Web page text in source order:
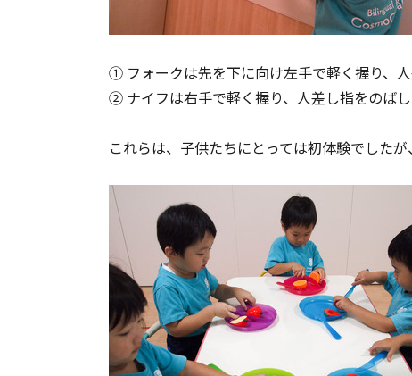
① フォークは先を下に向け左手で軽く握り、
② ナイフは右手で軽く握り、人差し指をのばし
これらは、子供たちにとっては初体験でした